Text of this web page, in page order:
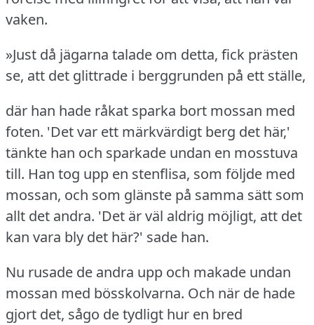
vaken.
»Just då jägarna talade om detta, fick prästen
se, att det glittrade i berggrunden på ett ställe,
där han hade råkat sparka bort mossan med
foten. 'Det var ett märkvärdigt berg det här,'
tänkte han och sparkade undan en mosstuva
till. Han tog upp en stenflisa, som följde med
mossan, och som glänste på samma sätt som
allt det andra. 'Det är väl aldrig möjligt, att det
kan vara bly det här?' sade han.
Nu rusade de andra upp och makade undan
mossan med bösskolvarna. Och när de hade
gjort det, sågo de tydligt hur en bred